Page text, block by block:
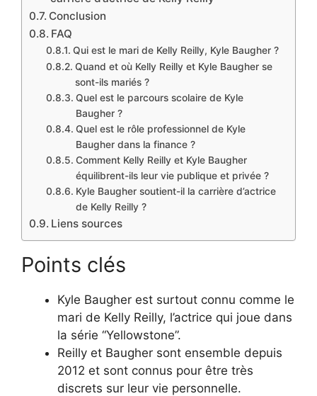
Conclusion
FAQ
Qui est le mari de Kelly Reilly, Kyle Baugher ?
Quand et où Kelly Reilly et Kyle Baugher se
sont-ils mariés ?
Quel est le parcours scolaire de Kyle
Baugher ?
Quel est le rôle professionnel de Kyle
Baugher dans la finance ?
Comment Kelly Reilly et Kyle Baugher
équilibrent-ils leur vie publique et privée ?
Kyle Baugher soutient-il la carrière d’actrice
de Kelly Reilly ?
Liens sources
Points clés
Kyle Baugher est surtout connu comme le
mari de Kelly Reilly, l’actrice qui joue dans
la série “Yellowstone”.
Reilly et Baugher sont ensemble depuis
2012 et sont connus pour être très
discrets sur leur vie personnelle.